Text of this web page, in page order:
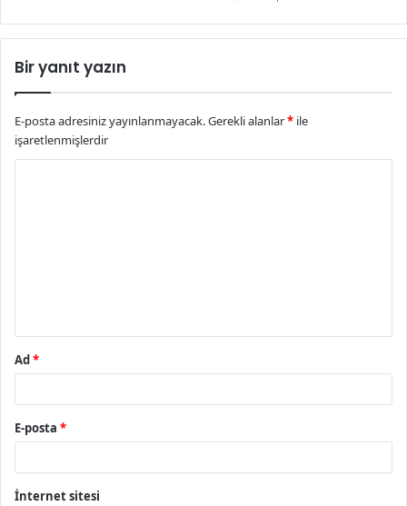
Bir yanıt yazın
E-posta adresiniz yayınlanmayacak.Gerekli alanlar* ile
işaretlenmişlerdir
Ad *
E-posta *
İnternet sitesi